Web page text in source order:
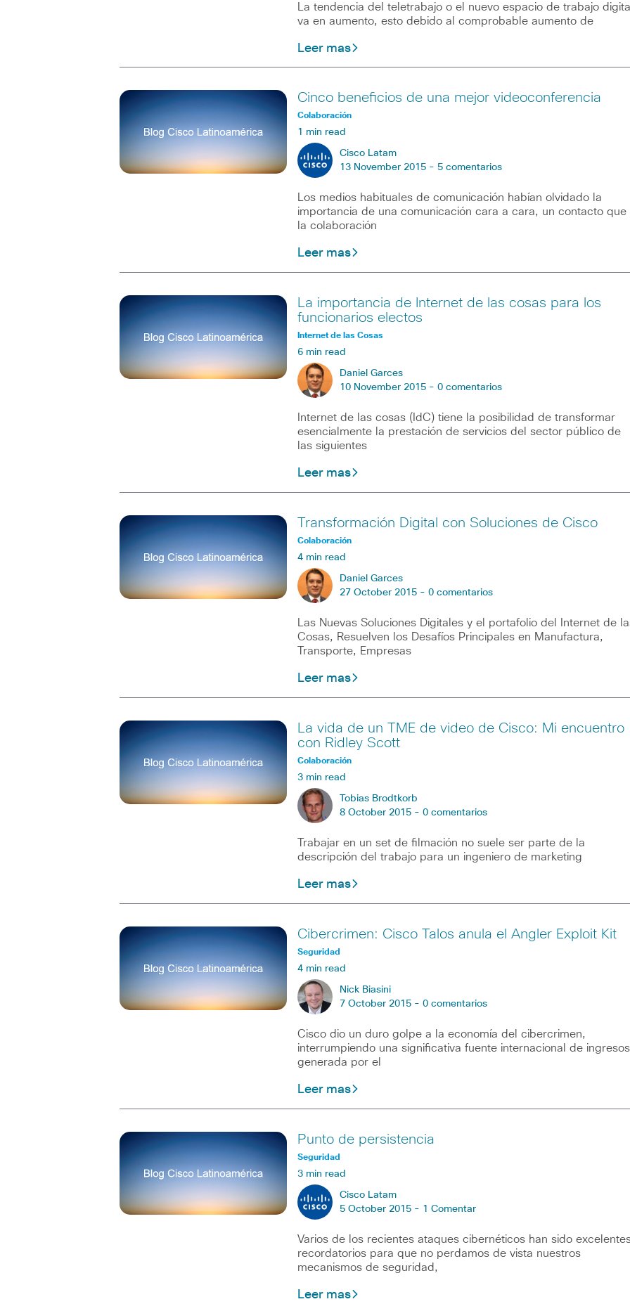
La tendencia del teletrabajo o el nuevo espacio de trabajo
va en aumento, esto debido al comprobable aumento de
Leer mas
Cinco beneficios de una mejor videoconferencia
Colaboración
1 min read
Cisco Latam
13 November 2015 - 5 comentarios
Los medios habituales de comunicación habían olvidado la
importancia de una comunicación cara a cara, un contacto que
la colaboración
Leer mas
La importancia de Internet de las cosas para los
funcionarios electos
Internet de las Cosas
6 min read
Daniel Garces
10 November 2015 - 0 comentarios
Internet de las cosas (IdC) tiene la posibilidad de transformar
esencialmente la prestación de servicios del sector público de
las siguientes
Leer mas
Transformación Digital con Soluciones de Cisco
Colaboración
4 min read
Daniel Garces
27 October 2015 - 0 comentarios
Las Nuevas Soluciones Digitales y el portafolio del Internet de
Cosas, Resuelven los Desafíos Principales en Manufactura,
Transporte, Empresas
Leer mas
La vida de un TME de video de Cisco: Mi encuentro
con Ridley Scott
Colaboración
3 min read
Tobias Brodtkorb
8 October 2015 - 0 comentarios
Trabajar en un set de filmación no suele ser parte de la
descripción del trabajo para un ingeniero de marketing
Leer mas
Cibercrimen: Cisco Talos anula el Angler Exploit Kit
Seguridad
4 min read
Nick Biasini
7 October 2015 - 0 comentarios
Cisco dio un duro golpe a la economía del cibercrimen,
interrumpiendo una significativa fuente internacional de ingresos
generada por el
Leer mas
Punto de persistencia
Seguridad
3 min read
Cisco Latam
5 October 2015 - 1 Comentar
Varios de los recientes ataques cibernéticos han sido
recordatorios para que no perdamos de vista nuestros
mecanismos de seguridad,
Leer mas